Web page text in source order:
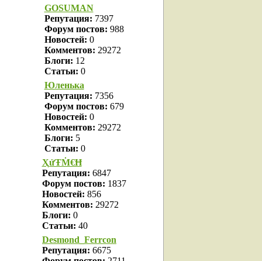
GOSUMAN
Репутация: 7397
Форум постов: 988
Новостей: 0
Комментов: 29272
Блоги: 12
Статьи: 0
Юленька
Репутация: 7356
Форум постов: 679
Новостей: 0
Комментов: 29272
Блоги: 5
Статьи: 0
ҲửŦṀ€Ħ
Репутация: 6847
Форум постов: 1837
Новостей: 856
Комментов: 29272
Блоги: 0
Статьи: 40
Desmond_Ferrcon
Репутация: 6675